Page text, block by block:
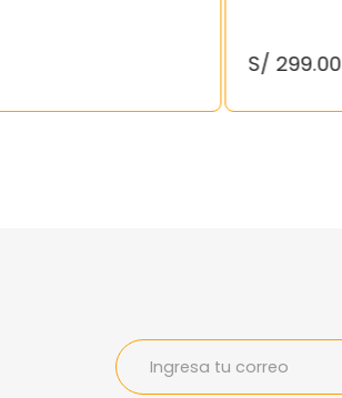
S/ 299.00